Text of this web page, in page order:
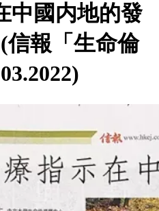
中國内地的發
信報「生命倫